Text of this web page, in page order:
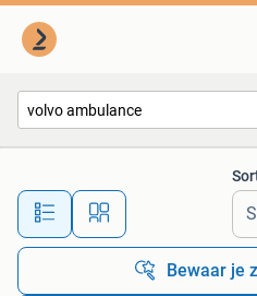
Alle
Bewaar je